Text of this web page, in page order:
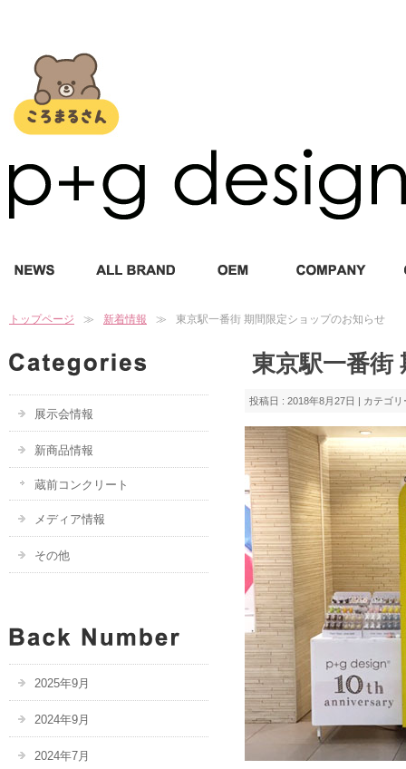
トップページ 新着情報 東京駅一番街 期間限定ショップのお知らせ
東京駅一番街
投稿日 : 2018年8月27日 | カテゴ
展示会情報
新商品情報
蔵前コンクリート
メディア情報
その他
2025年9月
2024年9月
2024年7月